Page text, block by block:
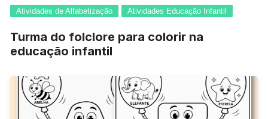
Atividades de Alfabetização Atividades Educação Infantil
Turma do folclore para colorir na
educação infantil